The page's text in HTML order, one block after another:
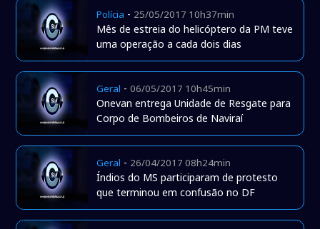
Polícia - 25/05/2017 10h37min
Mês de estreia do helicóptero da PM teve
uma operação a cada dois dias
Geral -06/05/2017 10h45min
Onevan entrega Unidade de Resgate para
Corpo de Bombeiros de Naviraí
Geral - 26/04/2017 08h24min
Índios do MS participaram de protesto
que terminou em confusão no DF